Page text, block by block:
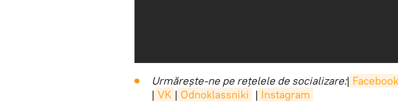
Urmărește-ne pe rețelele de socializare:| Facebook
| VK | Odnoklassniki | Instagram